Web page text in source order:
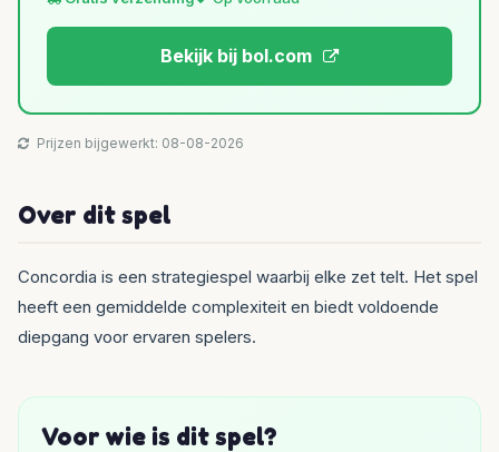
Bekijk bij bol.com
Prijzen bijgewerkt: 08-08-2026
Over dit spel
Concordia is een strategiespel waarbij elke zet telt. Het spel
heeft een gemiddelde complexiteit en biedt voldoende
diepgang voor ervaren spelers.
Voor wie is dit spel?